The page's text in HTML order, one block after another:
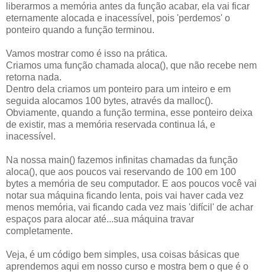
liberarmos a memória antes da função acabar, ela vai ficar
eternamente alocada e inacessível, pois 'perdemos' o
ponteiro quando a função terminou.
Vamos mostrar como é isso na prática.
Criamos uma função chamada aloca(), que não recebe nem
retorna nada.
Dentro dela criamos um ponteiro para um inteiro e em
seguida alocamos 100 bytes, através da malloc().
Obviamente, quando a função termina, esse ponteiro deixa
de existir, mas a memória reservada continua lá, e
inacessível.
Na nossa main() fazemos infinitas chamadas da função
aloca(), que aos poucos vai reservando de 100 em 100
bytes a memória de seu computador. E aos poucos você vai
notar sua máquina ficando lenta, pois vai haver cada vez
menos memória, vai ficando cada vez mais 'difícil' de achar
espaços para alocar até...sua máquina travar
completamente.
Veja, é um código bem simples, usa coisas básicas que
aprendemos aqui em nosso curso e mostra bem o que é o